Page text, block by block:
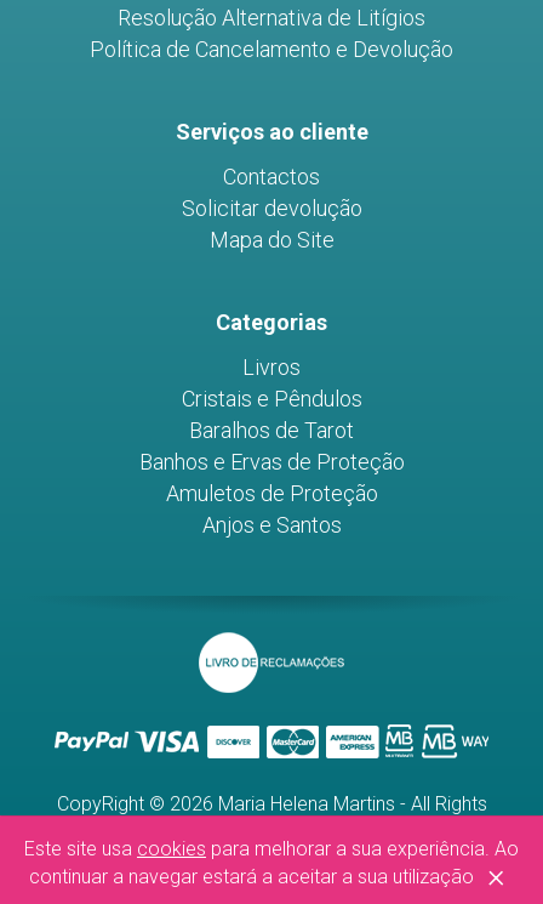
Resolução Alternativa de Litígios
Política de Cancelamento e Devolução
Serviços ao cliente
Contactos
Solicitar devolução
Mapa do Site
Categorias
Livros
Cristais e Pêndulos
Baralhos de Tarot
Banhos e Ervas de Proteção
Amuletos de Proteção
Anjos e Santos
CopyRight © 2026 Maria Helena Martins - All Rights
WebDesign byGlobal Pixel
Este site usa cookies para melhorar a sua experiência. Ao
continuar a navegar estará a aceitar a sua utilização
×